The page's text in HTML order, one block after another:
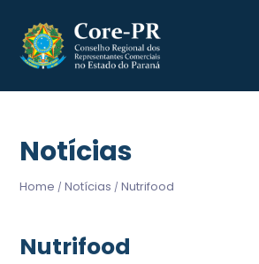
Notícias
Home / Notícias / Nutrifood
Nutrifood